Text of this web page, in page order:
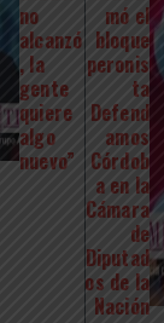
no
alcanzó
, la
gente
quiere
algo
nuevo”
mó el
bloque
peronis
ta
Defend
amos
Córdob
a en la
Cámara
de
Diputad
os de la
Nación